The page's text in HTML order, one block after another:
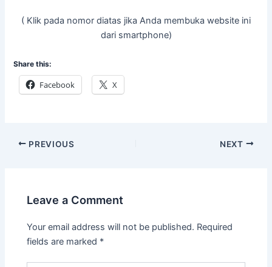
( Klik pada nomor diatas jika Anda membuka website ini
dari smartphone)
Share this:
Facebook X
PREVIOUS NEXT
Leave a Comment
Your email address will not be published. Required
fields are marked *